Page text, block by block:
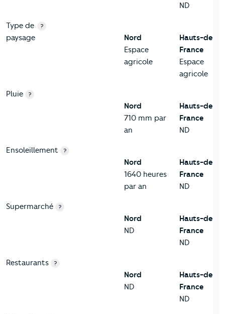
ND
Type de
paysage
?
Nord
Espace
agricole
Hauts-de-
France
Espace
agricole
Pluie ?
Nord
710 mm par
an
Hauts-de-
France
ND
Ensoleillement ?
Nord
1640 heures
par an
Hauts-de-
France
ND
Supermarché ?
Nord
ND
Hauts-de-
France
ND
Restaurants ?
Nord
ND
Hauts-de-
France
ND